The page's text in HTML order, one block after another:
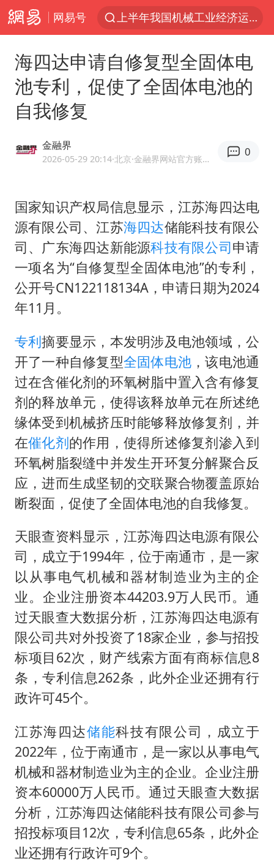
网易号
官方通报教师招聘笔试前13名被淘汰
台风白海豚加强
河南撤回“领导带薪错峰休假”通知
A股三大股指收涨
宇树科技中一签需缴款7.54万元
中国军队坚决反制任何闹海图谋
方程豹钛9新车申报
台湾海峡南口北上船舶实施交通管制
“新疆阿勒泰八月能滑雪”不实
四川宜宾地震网友称睡觉被摇醒
DeepSeek投资宇树科技意味什么
公司“上四休三”但要降薪1000元
东方之约 相约未来
海四达申请自修复型全固体电
池专利，促使了全固体电池的
自我修复
金融界
2026-05-29 20:14·北京 ·金融界网站官方账号 优质财经领域创作者
0
国家知识产权局信息显示，江苏海四达电
源有限公司、江苏海四达储能科技有限公
司、广东海四达新能源科技有限公司申请
一项名为“自修复型全固体电池”的专利，
公开号CN122118134A，申请日期为2024
年11月。
专利摘要显示，本发明涉及电池领域，公
开了一种自修复型全固体电池 ，该电池通
过在含催化剂的环氧树脂中置入含有修复
剂的释放单元，使得该释放单元在所述绝
缘体受到机械挤压时能够释放修复剂，并
在催化剂的作用，使得所述修复剂渗入到
环氧树脂裂缝中并发生开环复分解聚合反
应，进而生成坚韧的交联聚合物覆盖原始
断裂面，促使了全固体电池的自我修复。
天眼查资料显示，江苏海四达电源有限公
司，成立于1994年，位于南通市，是一家
以从事电气机械和器材制造业为主的企
业。企业注册资本44203.9万人民币。通
过天眼查大数据分析，江苏海四达电源有
限公司共对外投资了18家企业，参与招投
标项目62次，财产线索方面有商标信息8
条，专利信息262条，此外企业还拥有行
政许可45个。
江苏海四达储能科技有限公司，成立于
2022年，位于南通市，是一家以从事电气
机械和器材制造业为主的企业。企业注册
资本60000万人民币。通过天眼查大数据
分析，江苏海四达储能科技有限公司参与
招投标项目12次，专利信息65条，此外企
业还拥有行政许可9个。